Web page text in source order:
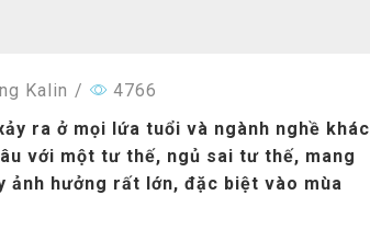
Kalin /
4766
ra ở mọi lứa tuổi và ngành nghề khác
với một tư thế, ngủ sai tư thế, mang
hưởng rất lớn, đặc biệt vào mùa